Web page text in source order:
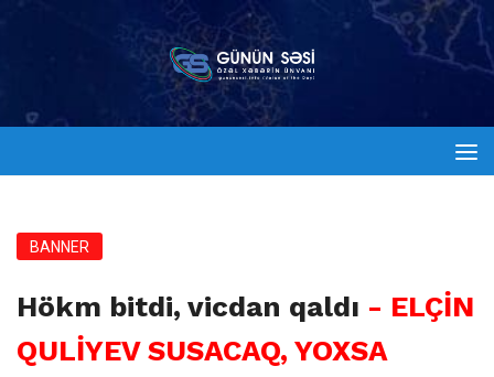
BANNER
Hökm bitdi, vicdan qaldı - ELÇİN
QULİYEV SUSACAQ, YOXSA